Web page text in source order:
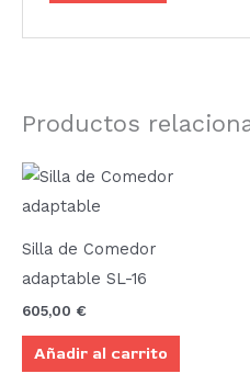
Productos
Silla de Comedor
adaptable SL-16
605,00 €
Añadir al carrito